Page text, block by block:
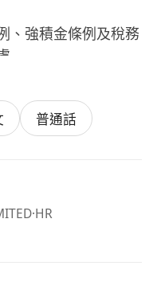
、強積金條例及稅務
(懂得基本公式、
佳) 與 Word
，具備基本英語讀
能按時完成主管交
普通話
·HR